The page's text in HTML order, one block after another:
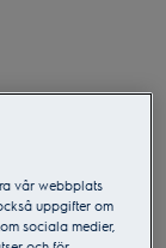
vår webbplats
uppgifter om
sociala medier,